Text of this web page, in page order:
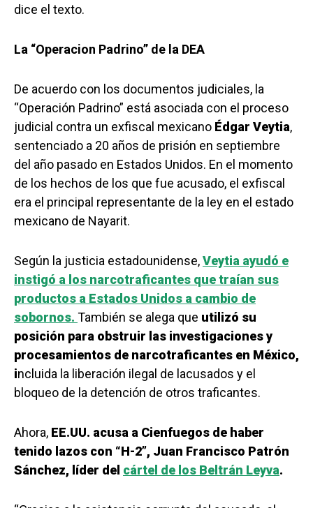
dice el texto.
La “Operacion Padrino” de la DEA
De acuerdo con los documentos judiciales, la
“Operación Padrino” está asociada con el proceso
judicial contra un exfiscal mexicano Édgar Veytia,
sentenciado a 20 años de prisión en septiembre
del año pasado en Estados Unidos. En el momento
de los hechos de los que fue acusado, el exfiscal
era el principal representante de la ley en el estado
mexicano de Nayarit.
Según la justicia estadounidense,Veytia ayudó e
instigó a los narcotraficantes que traían sus
productos a Estados Unidos a cambio de
sobornos. También se alega que utilizó su
posición para obstruir las investigaciones y
procesamientos de narcotraficantes en México,
incluida la liberación ilegal de lacusados y el
bloqueo de la detención de otros traficantes.
Ahora, EE.UU. acusa a Cienfuegos de haber
tenido lazos con “H-2”, Juan Francisco Patrón
Sánchez, líder del cártel de los Beltrán Leyva.